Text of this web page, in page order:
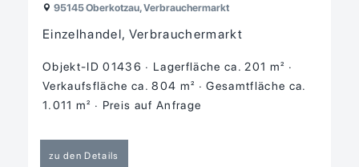
95145 Oberkotzau, Verbrauchermarkt
Einzelhandel, Verbrauchermarkt
Objekt-ID 01436
Lagerfläche ca. 201 m²
Verkaufsfläche ca. 804 m²
Gesamtfläche ca.
1.011 m²
Preis auf Anfrage
zu den Details